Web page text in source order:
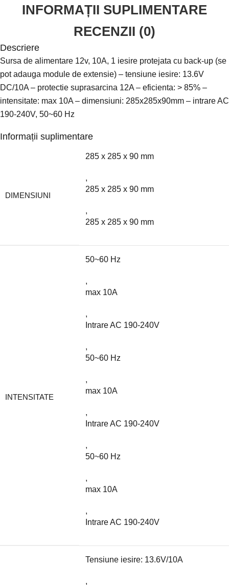
INFORMAȚII SUPLIMENTARE
RECENZII (0)
Descriere
Sursa de alimentare 12v, 10A, 1 iesire protejata cu back-up (se
pot adauga module de extensie) – tensiune iesire: 13.6V
DC/10A – protectie suprasarcina 12A – eficienta: > 85% –
intensitate: max 10A – dimensiuni: 285x285x90mm – intrare AC
190-240V, 50~60 Hz
Informații suplimentare
DIMENSIUNI
285 x 285 x 90 mm
,
285 x 285 x 90 mm
,
285 x 285 x 90 mm
INTENSITATE
50~60 Hz
,
max 10A
,
Intrare AC 190-240V
,
50~60 Hz
,
max 10A
,
Intrare AC 190-240V
,
50~60 Hz
,
max 10A
,
Intrare AC 190-240V
Tensiune iesire: 13.6V/10A
,